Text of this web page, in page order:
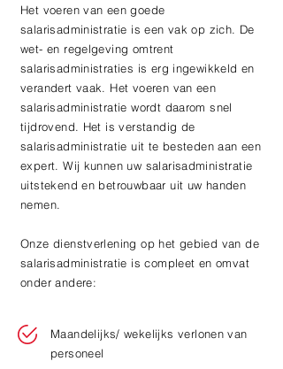
Het voeren van een goede
salarisadministratie is een vak op zich. De
wet- en regelgeving omtrent
salarisadministraties is erg ingewikkeld en
verandert vaak. Het voeren van een
salarisadministratie wordt daarom snel
tijdrovend. Het is verstandig de
salarisadministratie uit te besteden aan een
expert. Wij kunnen uw salarisadministratie
uitstekend en betrouwbaar uit uw handen
nemen.
Onze dienstverlening op het gebied van de
salarisadministratie is compleet en omvat
onder andere:
Maandelijks/ wekelijks verlonen van
personeel